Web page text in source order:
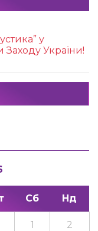
у
Заходу України!
Сб Нд
1 2